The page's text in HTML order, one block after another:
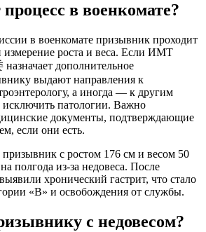
в военкомате?
в военкомате призывник проходит
роста и веса. Если ИМТ
дополнительное
выдают направления к
а иногда — к другим
исключить патологии. Важно
документы, подтверждающие
если они есть.
с ростом 176 см и весом 50
полгода из-за недовеса. После
хронический гастрит, что стало
«В» и освобождения от службы.
с недовесом?